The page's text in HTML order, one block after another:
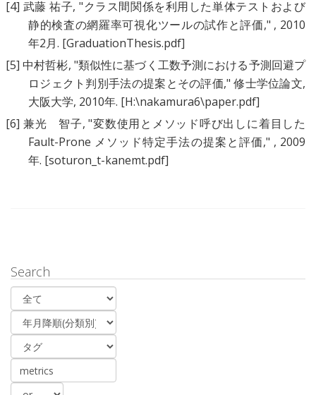
[4] 武藤 祐子, "クラス間関係を利用した単体テストおよび
静的検査の網羅率可視化ツールの試作と評価," , 2010
年2月. [GraduationThesis.pdf]
[5] 中村哲彬, "類似性に基づく工数予測における予測回避プ
ロジェクト判別手法の提案とその評価," 修士学位論文,
大阪大学, 2010年. [H:\nakamura6\paper.pdf]
[6] 兼光 智子, "変数使用とメソッド呼び出しに着目した
Fault-Prone メソッド特定手法の提案と評価," , 2009
年. [soturon_t-kanemt.pdf]
Search